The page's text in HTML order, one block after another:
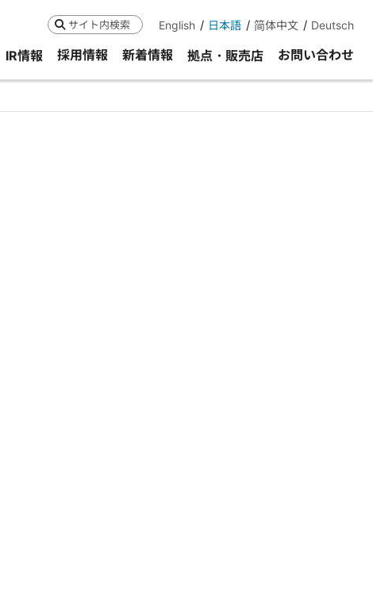
検索 English 日本語 简体中文 Deutsch
IR情報 採用情報 新着情報 拠点・販売店 お問い合わせ